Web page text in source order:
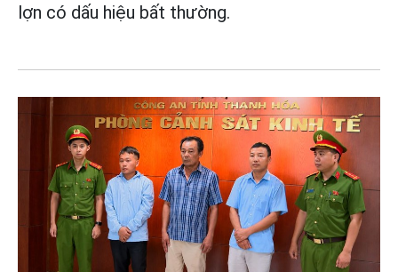
lợn có dấu hiệu bất thường.